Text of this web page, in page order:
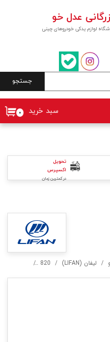
لوازم یدکی خودروهای چینی
عدل خو
جستجو
۰ سبد خرید
لیفان (LIFAN) 820
تحویل
اکسپرس
در کمترین زمان